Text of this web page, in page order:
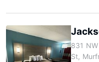
831
St,